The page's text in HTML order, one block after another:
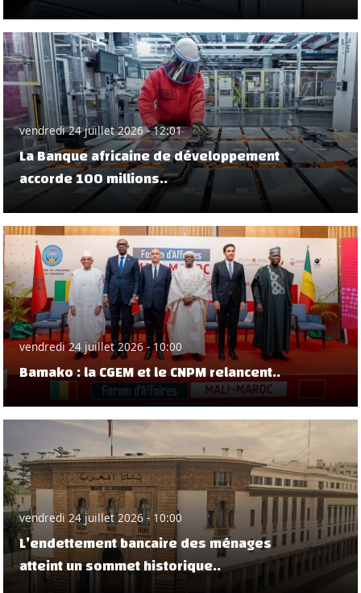
vendredi 24 juillet 2026 - 12:01
La Banque africaine de développement
accorde 100 millions..
vendredi 24 juillet 2026 - 10:00
Bamako : la CGEM et le CNPM relancent..
vendredi 24 juillet 2026 - 10:00
L’endettement bancaire des ménages
atteint un sommet historique..